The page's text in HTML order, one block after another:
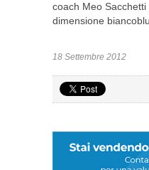
coach Meo
dimensione biancoblu.
18 Settembre 2012